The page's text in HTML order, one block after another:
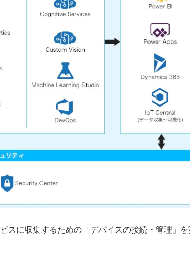
スに収集するための「デバイスの接続・管理」を